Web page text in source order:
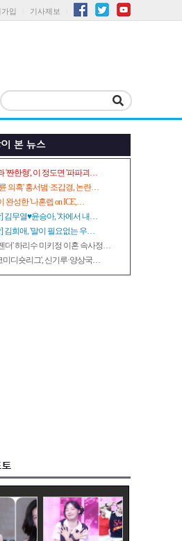
입 기사제보
'짠한형', 이 정도면 '파파괴…
의혹' 홍서범·조갑경, 논란…
완성한 '나혼렙 on ICE',…
김무열♥윤승아, '차에서 내…
김희애, '말이 필요없는 우…
더' 하리수 미키정 이혼 속사정…
미디숏리그', 신기루·양상국…